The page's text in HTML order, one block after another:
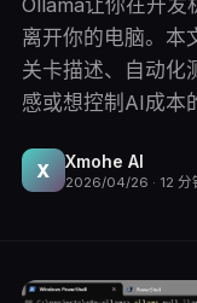
Ollama让你在开发
离开你的电脑。本
关卡描述、自动化
感或想控制AI成本
X Xmohe AI
2026/04/26 · 12 分